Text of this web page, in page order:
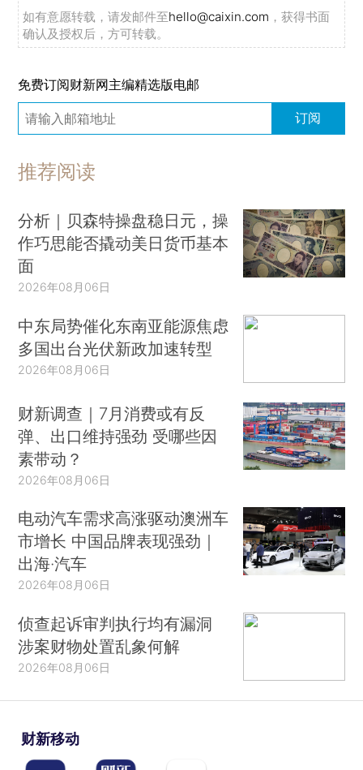
如有意愿转载，请发邮件至hello@caixin.com ，获得书面
确认及授权后，方可转载。
免费订阅财新网主编精选版电邮
订阅
推荐阅读
分析｜贝森特操盘稳日元，操
作巧思能否撬动美日货币基本
面
2026年08月06日
中东局势催化东南亚能源焦虑
多国出台光伏新政加速转型
2026年08月06日
财新调查｜7月消费或有反
弹、出口维持强劲 受哪些因
素带动？
2026年08月06日
电动汽车需求高涨驱动澳洲车
市增长 中国品牌表现强劲｜
出海·汽车
2026年08月06日
侦查起诉审判执行均有漏洞
涉案财物处置乱象何解
2026年08月06日
财新移动